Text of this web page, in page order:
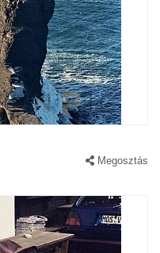
Megosztás